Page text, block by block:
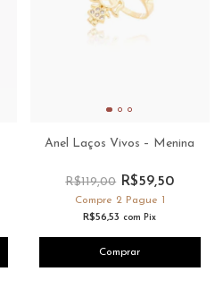
Anel Laços Vivos – Menina
R$119,00R$59,50
Compre 2 Pague 1
R$56,53com Pix
Comprar